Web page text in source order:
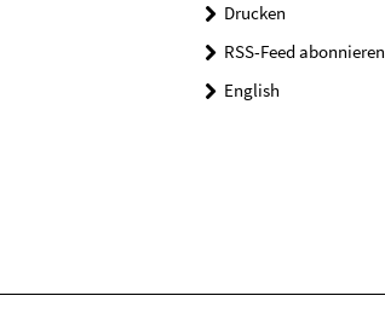
Drucken
RSS-Feed abonnieren
English